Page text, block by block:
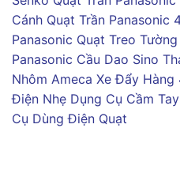
Cánh Quạt Trần Panasonic
Panasonic Quạt Treo
Panasonic Cầu Dao Sino
Nhôm Ameca Xe Đẩy Hàng
Điện Nhẹ Dụng Cụ Cầm Tay
Cụ Dùng Điện Quạt